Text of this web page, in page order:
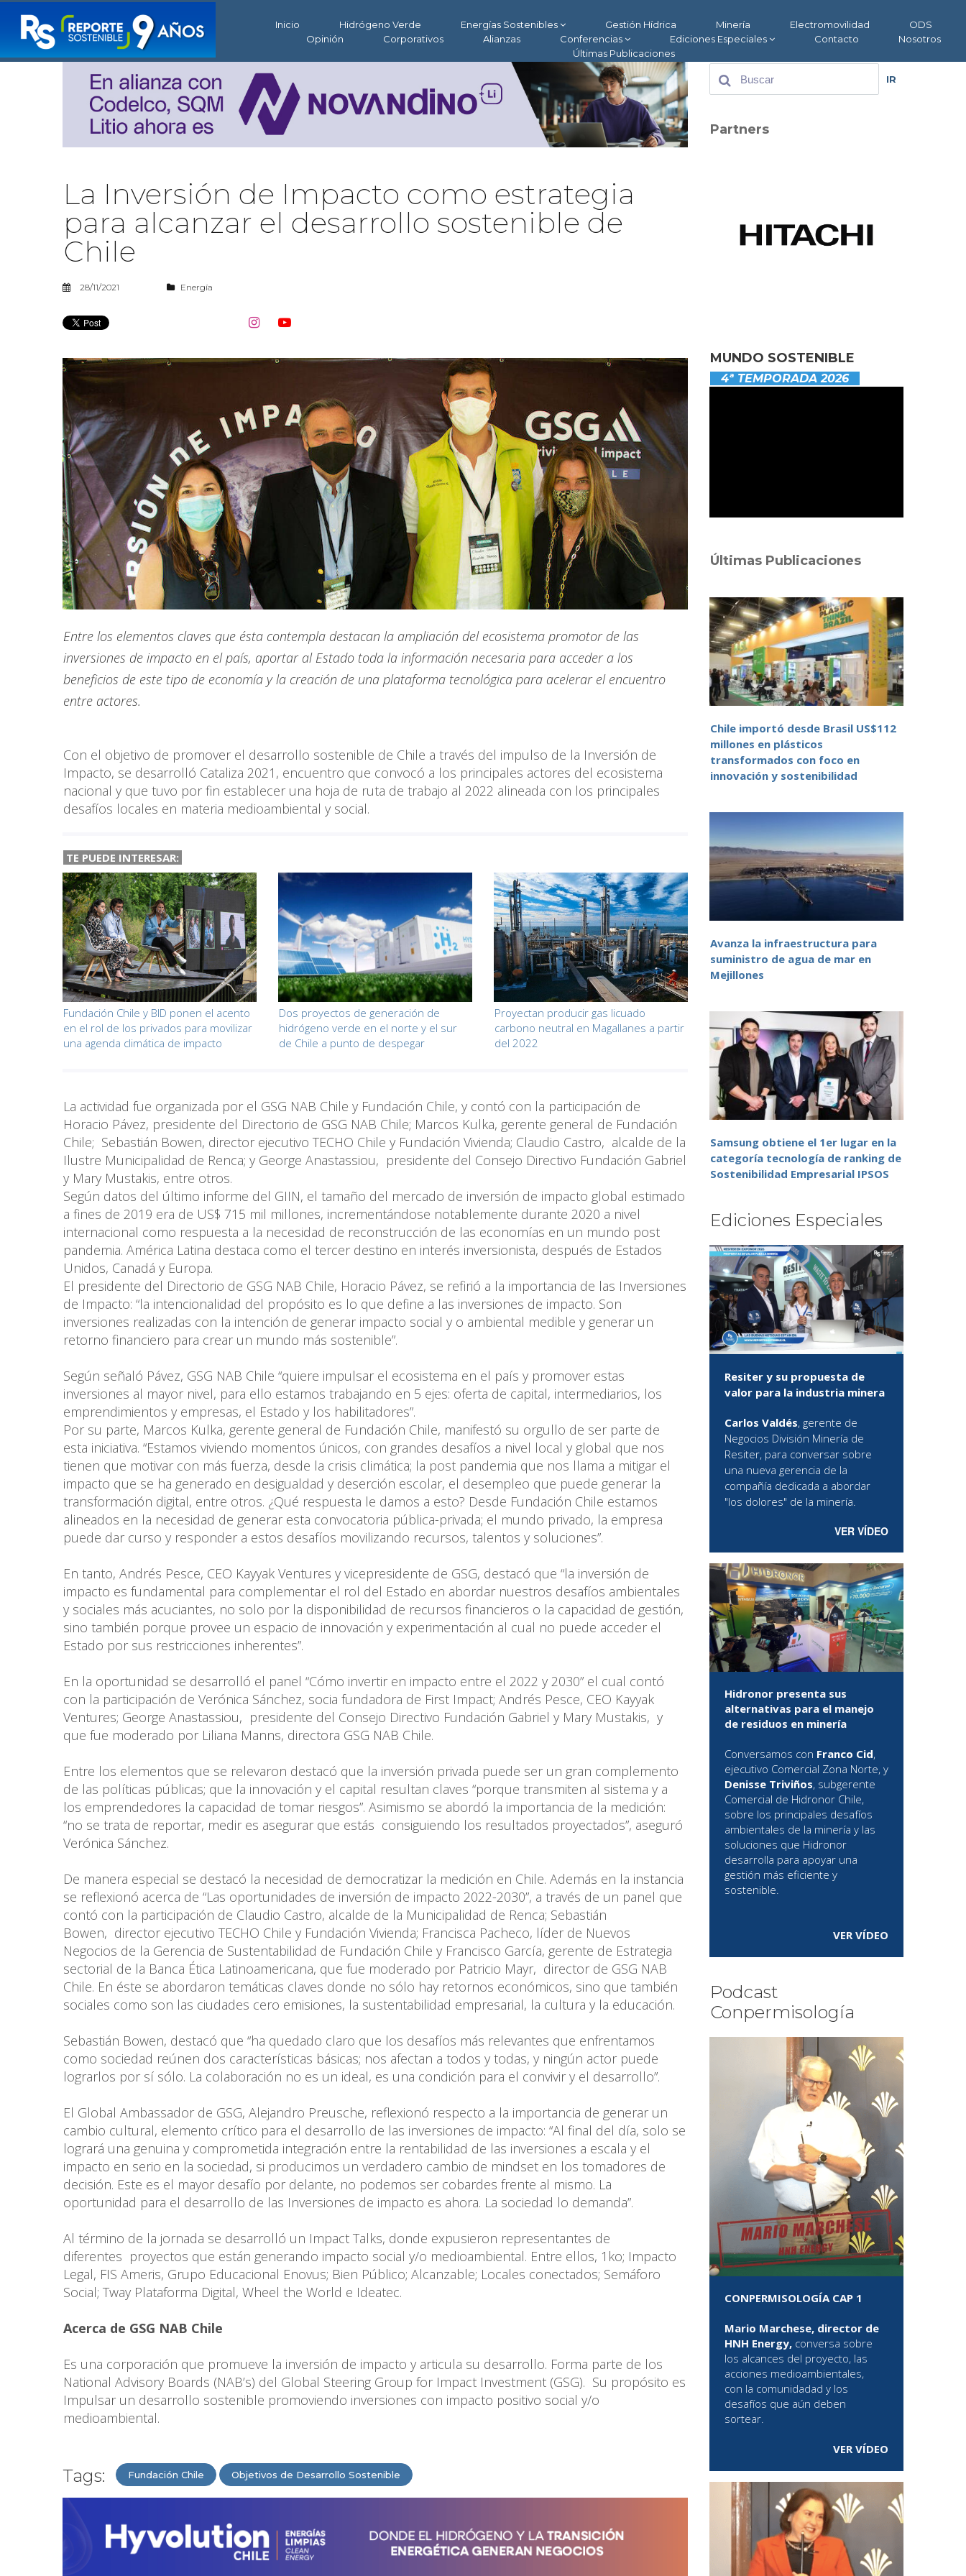
Inicio Hidrógeno Verde Energías Sostenibles Gestión Hídrica Minería Electromovilidad
ODS
Opinión
Corporativos Alianzas Conferencias Ediciones Especiales Contacto
Nosotros
Últimas Publicaciones
La Inversión de Impacto como estrategia
para alcanzar el desarrollo sostenible de
Chile
28/11/2021 Energía
 
Entre los elementos claves que ésta contempla destacan la ampliación del ecosistema promotor de las
inversiones de impacto en el país, aportar al Estado toda la información necesaria para acceder a los
beneficios de este tipo de economía y la creación de una plataforma tecnológica para acelerar el encuentro
entre actores.
Con el objetivo de promover el desarrollo sostenible de Chile a través del impulso de la Inversión de
Impacto, se desarrolló Cataliza 2021, encuentro que convocó a los principales actores del ecosistema
nacional y que tuvo por fin establecer una hoja de ruta de trabajo al 2022 alineada con los principales
desafíos locales en materia medioambiental y social.
TE PUEDE INTERESAR:
Fundación Chile y BID ponen el acento
en el rol de los privados para movilizar
una agenda climática de impacto
Dos proyectos de generación de
hidrógeno verde en el norte y el sur
de Chile a punto de despegar
Proyectan producir gas licuado
carbono neutral en Magallanes a partir
del 2022
La actividad fue organizada por el GSG NAB Chile y Fundación Chile, y contó con la participación de
Horacio Pávez, presidente del Directorio de GSG NAB Chile; Marcos Kulka, gerente general de Fundación
Chile; Sebastián Bowen, director ejecutivo TECHO Chile y Fundación Vivienda; Claudio Castro, alcalde de la
Ilustre Municipalidad de Renca; y George Anastassiou, presidente del Consejo Directivo Fundación Gabriel
y Mary Mustakis, entre otros.
Según datos del último informe del GIIN, el tamaño del mercado de inversión de impacto global estimado
a fines de 2019 era de US$ 715 mil millones, incrementándose notablemente durante 2020 a nivel
internacional como respuesta a la necesidad de reconstrucción de las economías en un mundo post
pandemia. América Latina destaca como el tercer destino en interés inversionista, después de Estados
Unidos, Canadá y Europa.
El presidente del Directorio de GSG NAB Chile, Horacio Pávez, se refirió a la importancia de las Inversiones
de Impacto: “la intencionalidad del propósito es lo que define a las inversiones de impacto. Son
inversiones realizadas con la intención de generar impacto social y o ambiental medible y generar un
retorno financiero para crear un mundo más sostenible”.
Según señaló Pávez, GSG NAB Chile “quiere impulsar el ecosistema en el país y promover estas
inversiones al mayor nivel, para ello estamos trabajando en 5 ejes: oferta de capital, intermediarios, los
emprendimientos y empresas, el Estado y los habilitadores”.
Por su parte, Marcos Kulka, gerente general de Fundación Chile, manifestó su orgullo de ser parte de
esta iniciativa. “Estamos viviendo momentos únicos, con grandes desafíos a nivel local y global que nos
tienen que motivar con más fuerza, desde la crisis climática; la post pandemia que nos llama a mitigar el
impacto que se ha generado en desigualdad y deserción escolar, el desempleo que puede generar la
transformación digital, entre otros. ¿Qué respuesta le damos a esto? Desde Fundación Chile estamos
alineados en la necesidad de generar esta convocatoria pública-privada; el mundo privado, la empresa
puede dar curso y responder a estos desafíos movilizando recursos, talentos y soluciones”.
En tanto, Andrés Pesce, CEO Kayyak Ventures y vicepresidente de GSG, destacó que “la inversión de
impacto es fundamental para complementar el rol del Estado en abordar nuestros desafíos ambientales
y sociales más acuciantes, no solo por la disponibilidad de recursos financieros o la capacidad de gestión,
sino también porque provee un espacio de innovación y experimentación al cual no puede acceder el
Estado por sus restricciones inherentes”.
En la oportunidad se desarrolló el panel “Cómo invertir en impacto entre el 2022 y 2030” el cual contó
con la participación de Verónica Sánchez, socia fundadora de First Impact; Andrés Pesce, CEO Kayyak
Ventures; George Anastassiou, presidente del Consejo Directivo Fundación Gabriel y Mary Mustakis, y
que fue moderado por Liliana Manns, directora GSG NAB Chile.
Entre los elementos que se relevaron destacó que la inversión privada puede ser un gran complemento
de las políticas públicas; que la innovación y el capital resultan claves “porque transmiten al sistema y a
los emprendedores la capacidad de tomar riesgos”. Asimismo se abordó la importancia de la medición:
“no se trata de reportar, medir es asegurar que estás consiguiendo los resultados proyectados”, aseguró
Verónica Sánchez.
De manera especial se destacó la necesidad de democratizar la medición en Chile. Además en la instancia
se reflexionó acerca de “Las oportunidades de inversión de impacto 2022-2030”, a través de un panel que
contó con la participación de Claudio Castro, alcalde de la Municipalidad de Renca; Sebastián
Bowen, director ejecutivo TECHO Chile y Fundación Vivienda; Francisca Pacheco, líder de Nuevos
Negocios de la Gerencia de Sustentabilidad de Fundación Chile y Francisco García, gerente de Estrategia
sectorial de la Banca Ética Latinoamericana, que fue moderado por Patricio Mayr, director de GSG NAB
Chile. En éste se abordaron temáticas claves donde no sólo hay retornos económicos, sino que también
sociales como son las ciudades cero emisiones, la sustentabilidad empresarial, la cultura y la educación.
Sebastián Bowen, destacó que “ha quedado claro que los desafíos más relevantes que enfrentamos
como sociedad reúnen dos características básicas; nos afectan a todos y todas, y ningún actor puede
lograrlos por sí sólo. La colaboración no es un ideal, es una condición para el convivir y el desarrollo”.
El Global Ambassador de GSG, Alejandro Preusche, reflexionó respecto a la importancia de generar un
cambio cultural, elemento crítico para el desarrollo de las inversiones de impacto: “Al final del día, solo se
logrará una genuina y comprometida integración entre la rentabilidad de las inversiones a escala y el
impacto en serio en la sociedad, si producimos un verdadero cambio de mindset en los tomadores de
decisión. Este es el mayor desafío por delante, no podemos ser cobardes frente al mismo. La
oportunidad para el desarrollo de las Inversiones de impacto es ahora. La sociedad lo demanda”.
Al término de la jornada se desarrolló un Impact Talks, donde expusieron representantes de
diferentes proyectos que están generando impacto social y/o medioambiental. Entre ellos, 1ko; Impacto
Legal, FIS Ameris, Grupo Educacional Enovus; Bien Público; Alcanzable; Locales conectados; Semáforo
Social; Tway Plataforma Digital, Wheel the World e Ideatec.
Acerca de GSG NAB Chile
Es una corporación que promueve la inversión de impacto y articula su desarrollo. Forma parte de los
National Advisory Boards (NAB’s) del Global Steering Group for Impact Investment (GSG). Su propósito es
Impulsar un desarrollo sostenible promoviendo inversiones con impacto positivo social y/o
medioambiental.
Tags: Fundación Chile Objetivos de Desarrollo Sostenible
IR
Partners
MUNDO SOSTENIBLE
4ª TEMPORADA 2026
Últimas Publicaciones
Chile importó desde Brasil US$112
millones en plásticos
transformados con foco en
innovación y sostenibilidad
Avanza la infraestructura para
suministro de agua de mar en
Mejillones
Samsung obtiene el 1er lugar en la
categoría tecnología de ranking de
Sostenibilidad Empresarial IPSOS
Ediciones Especiales
Resiter y su propuesta de
valor para la industria minera
Carlos Valdés, gerente de
Negocios División Minería de
Resiter, para conversar sobre
una nueva gerencia de la
compañía dedicada a abordar
"los dolores" de la minería.
VER VÍDEO
Hidronor presenta sus
alternativas para el manejo
de residuos en minería
Conversamos con Franco Cid,
ejecutivo Comercial Zona Norte, y
Denisse Triviños, subgerente
Comercial de Hidronor Chile,
sobre los principales desafíos
ambientales de la minería y las
soluciones que Hidronor
desarrolla para apoyar una
gestión más eficiente y
sostenible.
VER VÍDEO
Podcast
Conpermisología
CONPERMISOLOGÍA CAP 1
Mario Marchese, director de
HNH Energy, conversa sobre
los alcances del proyecto, las
acciones medioambientales,
con la comunidadad y los
desafíos que aún deben
sortear.
VER VÍDEO